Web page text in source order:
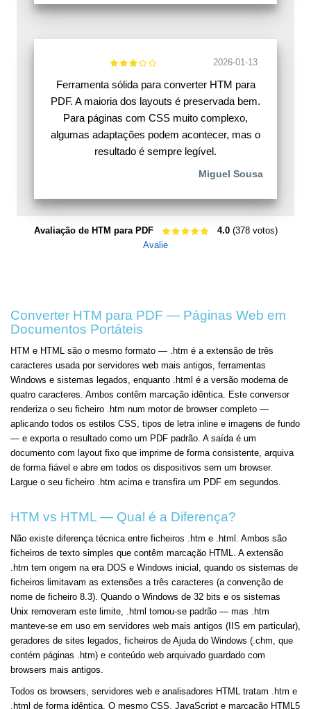
2026-01-13
Ferramenta sólida para converter HTM para
PDF. A maioria dos layouts é preservada bem.
Para páginas com CSS muito complexo,
algumas adaptações podem acontecer, mas o
resultado é sempre legível.
Miguel Sousa
Avaliação de HTM para PDF 4.0(378 votos)
Avalie
Converter HTM para PDF — Páginas Web em
Documentos Portáteis
HTM e HTML são o mesmo formato — .htm é a extensão de três
caracteres usada por servidores web mais antigos, ferramentas
Windows e sistemas legados, enquanto .html é a versão moderna de
quatro caracteres. Ambos contêm marcação idêntica. Este conversor
renderiza o seu ficheiro .htm num motor de browser completo —
aplicando todos os estilos CSS, tipos de letra inline e imagens de fundo
— e exporta o resultado como um PDF padrão. A saída é um
documento com layout fixo que imprime de forma consistente, arquiva
de forma fiável e abre em todos os dispositivos sem um browser.
Largue o seu ficheiro .htm acima e transfira um PDF em segundos.
HTM vs HTML — Qual é a Diferença?
Não existe diferença técnica entre ficheiros .htm e .html. Ambos são
ficheiros de texto simples que contêm marcação HTML. A extensão
.htm tem origem na era DOS e Windows inicial, quando os sistemas de
ficheiros limitavam as extensões a três caracteres (a convenção de
nome de ficheiro 8.3). Quando o Windows de 32 bits e os sistemas
Unix removeram este limite, .html tornou-se padrão — mas .htm
manteve-se em uso em servidores web mais antigos (IIS em particular),
geradores de sites legados, ficheiros de Ajuda do Windows (.chm, que
contém páginas .htm) e conteúdo web arquivado guardado com
browsers mais antigos.
Todos os browsers, servidores web e analisadores HTML tratam .htm e
.html de forma idêntica. O mesmo CSS, JavaScript e marcação HTML5